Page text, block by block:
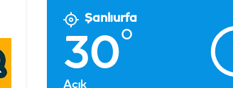
29°
CMT
29
PAZ
30°
ÇAR
Tüm hava tahminini göster